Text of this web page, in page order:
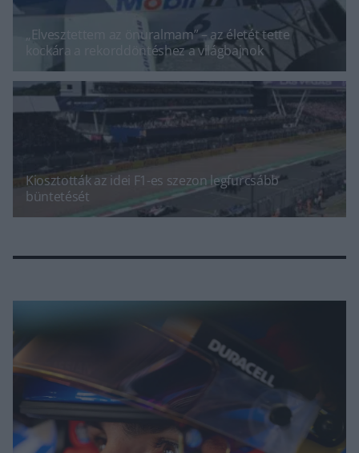
„Elvesztettem az önuralmam” – az életét tette
kockára a rekorddöntéshez a világbajnok
Kiosztották az idei F1-es szezon legfurcsább
büntetését